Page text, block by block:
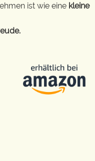
ist wie eine kleine